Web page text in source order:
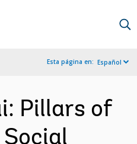
Esta página en: Español
Pillars of